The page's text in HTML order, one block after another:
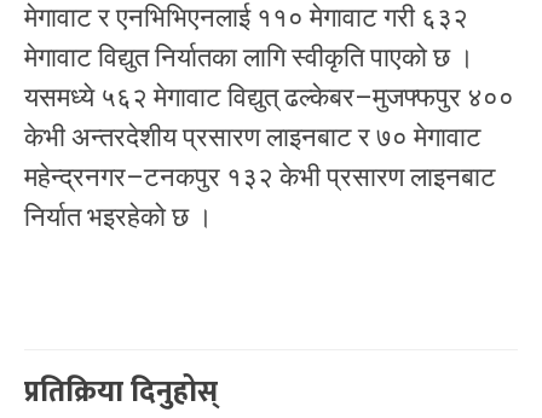
मेगावाट र एनभिभिएनलाई ११० मेगावाट गरी ६३२
मेगावाट विद्युत निर्यातका लागि स्वीकृति पाएको छ ।
यसमध्ये ५६२ मेगावाट विद्युत् ढल्केबर–मुजफ्फपुर ४००
केभी अन्तरदेशीय प्रसारण लाइनबाट र ७० मेगावाट
महेन्द्रनगर–टनकपुर १३२ केभी प्रसारण लाइनबाट
निर्यात भइरहेको छ ।
प्रतिक्रिया दिनुहोस्